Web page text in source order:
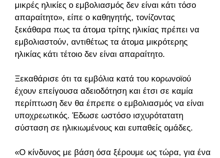
μικρές ηλικίες ο εμβολιασμός δεν είναι κάτι τόσο
απαραίτητο», είπε ο καθηγητής, τονίζοντας
ξεκάθαρα πως τα άτομα τρίτης ηλικίας πρέπει να
εμβολιαστούν, αντιθέτως τα άτομα μικρότερης
ηλικίας κάτι τέτοιο δεν είναι απαραίτητο.
Ξεκαθάρισε ότι τα εμβόλια κατά του κορωνοϊού
έχουν επείγουσα αδειοδότηση και έτσι σε καμία
περίπτωση δεν θα έπρεπε ο εμβολιασμός να είναι
υποχρεωτικός. Έδωσε ωστόσο ισχυρότατατη
σύσταση σε ηλικιωμένους και ευπαθείς ομάδες.
«Ο κίνδυνος με βάση όσα ξέρουμε ως τώρα, για ένα